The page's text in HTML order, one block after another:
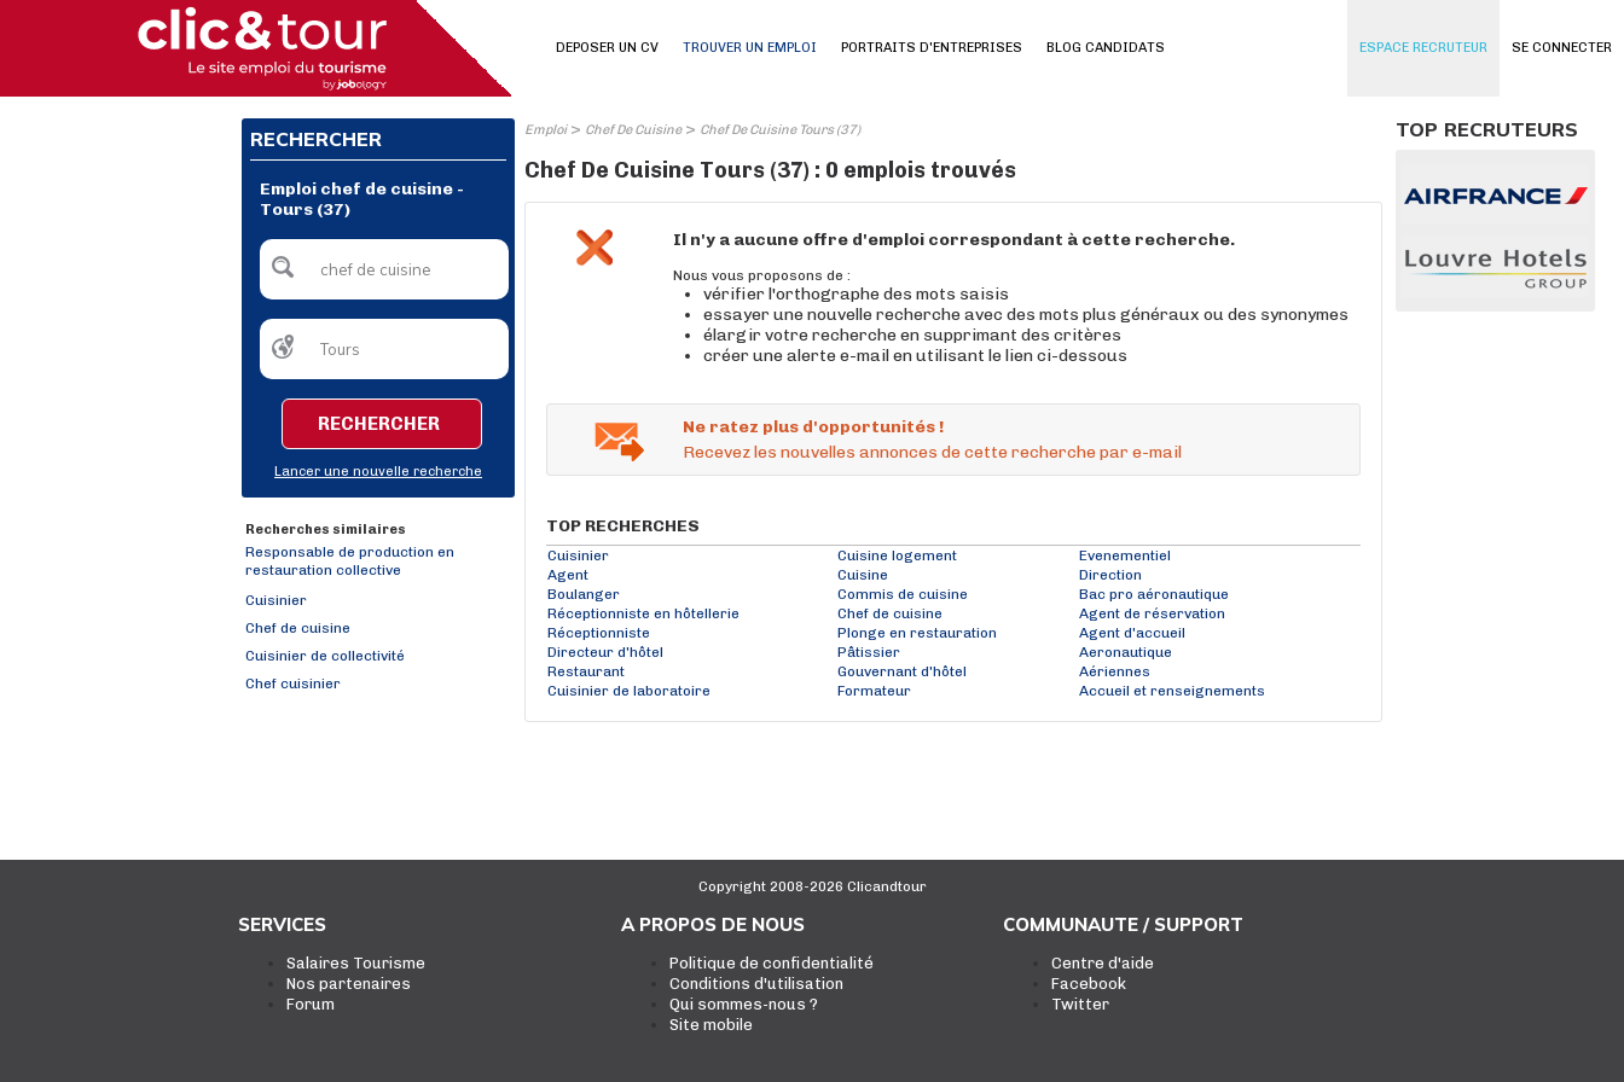
SE CONNECTER
DEPOSER UN CV TROUVER UN EMPLOI PORTRAITS D'ENTREPRISES BLOG CANDIDATS ESPACE RECRUTEUR
RECHERCHER
Emploi chef de cuisine -
Tours (37)
RECHERCHER
Lancer une nouvelle recherche
Recherches similaires
Responsable de production en
restauration collective
Cuisinier
Chef de cuisine
Cuisinier de collectivité
Chef cuisinier
Emploi> Chef De Cuisine> Chef De Cuisine Tours (37)
Chef De Cuisine Tours (37) : 0 emplois trouvés
Il n'y a aucune offre d'emploi correspondant à cette recherche.
Nous vous proposons de :
vérifier l'orthographe des mots saisis
essayer une nouvelle recherche avec des mots plus généraux ou des synonymes
élargir votre recherche en supprimant des critères
créer une alerte e-mail en utilisant le lien ci-dessous
Ne ratez plus d'opportunités !
Recevez les nouvelles annonces de cette recherche par e-mail
TOP RECHERCHES
Cuisinier Cuisine logement
Evenementiel
Agent
Cuisine
Direction
Boulanger
Commis de cuisine
Bac pro aéronautique
Réceptionniste en hôtellerie
Chef de cuisine
Agent de réservation
Réceptionniste
Plonge en restauration
Agent d'accueil
Directeur d'hôtel
Pâtissier
Aeronautique
Restaurant
Gouvernant d'hôtel
Aériennes
Cuisinier de laboratoire
Formateur Accueil et renseignements
TOP RECRUTEURS
Copyright 2008-2026 Clicandtour
SERVICES
Salaires Tourisme
Nos partenaires
Forum
A PROPOS DE NOUS
Politique de confidentialité
Conditions d'utilisation
Qui sommes-nous ?
Site mobile
COMMUNAUTE / SUPPORT
Centre d'aide
Facebook
Twitter